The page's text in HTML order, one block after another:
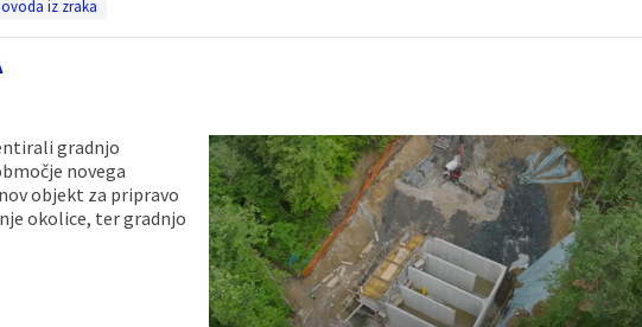
iz zraka
gradnjo
novega
objekt za pripravo
okolice, ter gradnjo